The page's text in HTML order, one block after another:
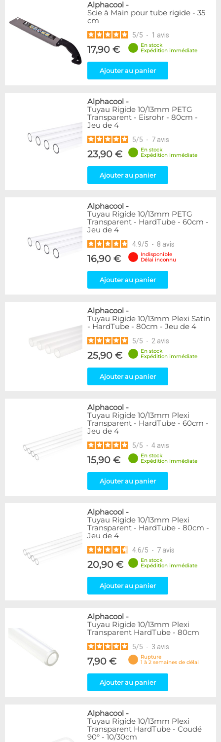
Alphacool -
Scie à Main pour tube rigide - 35
cm
5/5 - 1 avis
17,90 €
En stock
Expédition immédiate
Ajouter au panier
Alphacool -
Tuyau Rigide 10/13mm PETG
Transparent - Eisrohr - 80cm -
Jeu de 4
5/5 - 7 avis
23,90 €
En stock
Expédition immédiate
Ajouter au panier
Alphacool -
Tuyau Rigide 10/13mm PETG
Transparent - HardTube - 60cm -
Jeu de 4
4.9/5 - 8 avis
16,90 €
Indisponible
Délai inconnu
Ajouter au panier
Alphacool -
Tuyau Rigide 10/13mm Plexi Satin
- HardTube - 80cm - Jeu de 4
5/5 - 2 avis
25,90 €
En stock
Expédition immédiate
Ajouter au panier
Alphacool -
Tuyau Rigide 10/13mm Plexi
Transparent - HardTube - 60cm -
Jeu de 4
5/5 - 4 avis
15,90 €
En stock
Expédition immédiate
Ajouter au panier
Alphacool -
Tuyau Rigide 10/13mm Plexi
Transparent - HardTube - 80cm -
Jeu de 4
4.6/5 - 7 avis
20,90 €
En stock
Expédition immédiate
Ajouter au panier
Alphacool -
Tuyau Rigide 10/13mm Plexi
Transparent HardTube - 80cm
5/5 - 3 avis
7,90 €
Rupture
1 à 2 semaines de délai
Ajouter au panier
Alphacool -
Tuyau Rigide 10/13mm Plexi
Transparent HardTube - Coudé
90° - 10/30cm